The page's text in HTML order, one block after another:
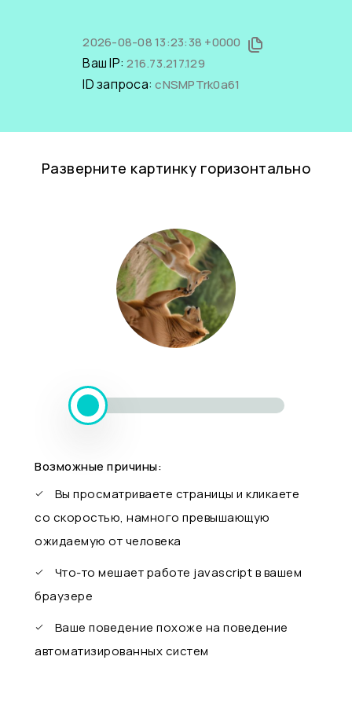
2026-08-08 13:23:38 +0000
Ваш IP:216.73.217.129
ID запроса:cNSMPTrk0a61
Разверните картинку горизонтально
Возможные причины:
Вы просматриваете страницы и кликаете
со скоростью, намного превышающую
ожидаемую от человека
Что-то мешает работе javascript в вашем
браузере
Ваше поведение похоже на поведение
автоматизированных систем